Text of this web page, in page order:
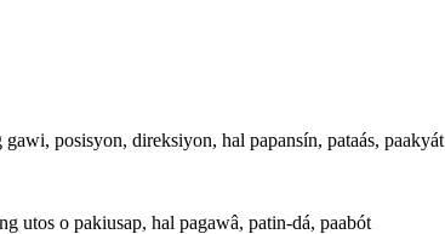
gawi, posisyon, direksiyon, hal papansín, pataás, paakyát
utos o pakiusap, hal pagawâ, patin-dá, paabót